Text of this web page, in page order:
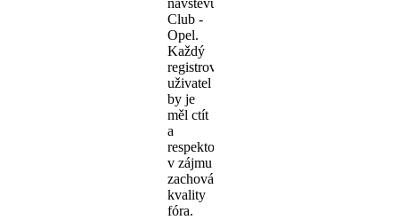
navštevují
Club -
Opel.
Každý
registrovaný
uživatel
by je
měl ctít
a
respektovat
v zájmu
zachování
kvality
fóra.